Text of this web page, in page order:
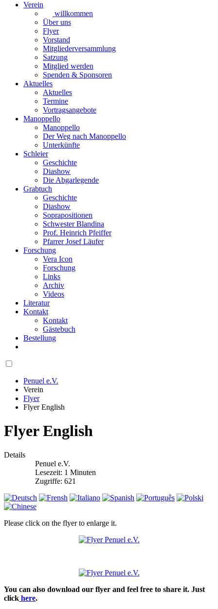
Verein
willkommen
Über uns
Flyer
Vorstand
Mitgliederversammlung
Satzung
Mitglied werden
Spenden & Sponsoren
Aktuelles
Aktuelles
Termine
Vortragsangebote
Manoppello
Manoppello
Der Weg nach Manoppello
Unterkünfte
Schleier
Geschichte
Diashow
Die Abgarlegende
Grabtuch
Geschichte
Diashow
Soprapositionen
Schwester Blandina
Prof. Heinrich Pfeiffer
Pfarrer Josef Läufer
Forschung
Vera Icon
Forschung
Links
Archiv
Videos
Literatur
Kontakt
Kontakt
Gästebuch
Bestellung
Penuel e.V.
Verein
Flyer
Flyer English
Flyer English
Details
Penuel e.V.
Lesezeit: 1 Minuten
Zugriffe: 621
Please click on the flyer to enlarge it.
You can also download our flyer and feel free to share it. Just
click here.